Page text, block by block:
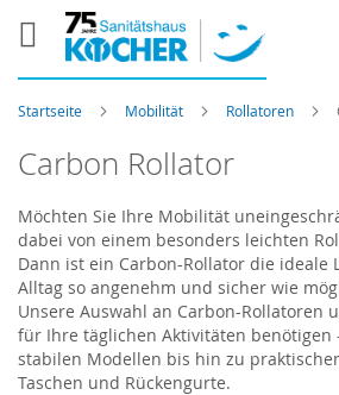
Startseite Mobilität Rollatoren
Carbon Rollator
Möchten Sie Ihre Mobilität
dabei von einem besonders leichten
Dann ist ein Carbon-Rollator die ideale
Alltag so angenehm und sicher wie
Unsere Auswahl an Carbon-Rollatoren
für Ihre täglichen Aktivitäten benötigen
stabilen Modellen bis hin zu
Taschen und Rückengurte.